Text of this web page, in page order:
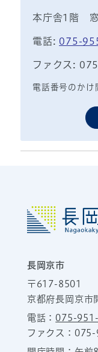
本庁舎1階
電話: 075-
ファクス:
電話番号のかけ
長岡京市
〒617-8501
京都府長岡京市
電話：075-
ファクス：